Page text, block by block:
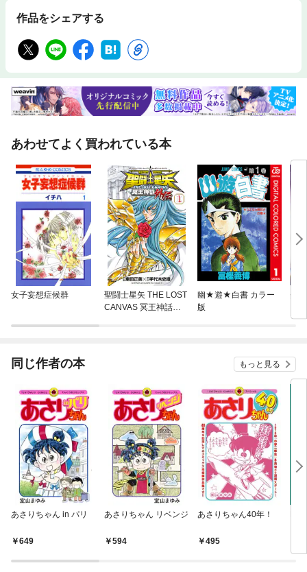
作品をシェアする
あわせてよく買われている本
女子妄想症候群
聖闘士星矢 THE LOST
CANVAS 冥王神話外
幽★遊★白書 カラー
版
美
同じ作者の本 もっと見る
あさりちゃん in パリ
649
あさりちゃん リベンジ
594
あさりちゃん40年！
495